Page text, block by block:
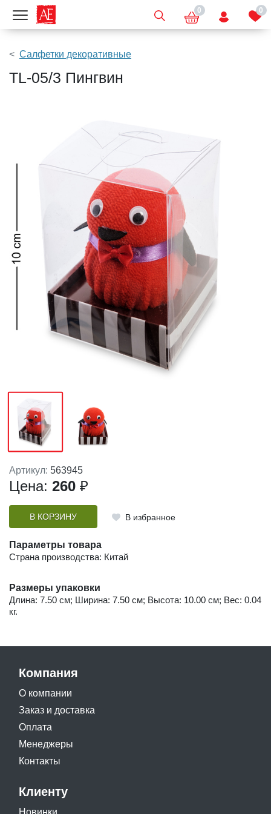
Показать меню 0 0
Салфетки декоративные
TL-05/3 Пингвин
Артикул: 563945
Цена: 260 ₽
В КОРЗИНУ В избранное
Параметры товара
Страна производства: Китай
Размеры упаковки
Длина: 7.50 см; Ширина: 7.50 см; Высота: 10.00 см; Вес: 0.04
кг.
Компания
О компании
Заказ и доставка
Оплата
Менеджеры
Контакты
Клиенту
Новинки